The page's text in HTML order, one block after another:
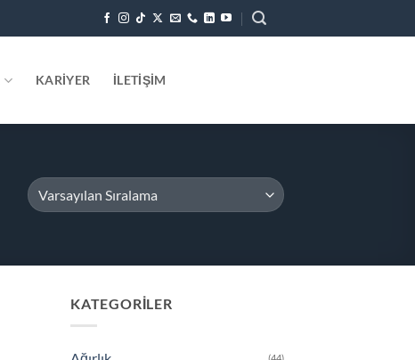
KARIYER İLETIŞIM
KATEGORILER
(44)